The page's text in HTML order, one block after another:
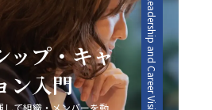
市場ニーズが生まれるチャンスも
的には、従来のレッドオーシャンの
ロジーを駆使したデジタル戦略との
を左右する重要な要素となることは
のため、今のうちから情報収集や市
かつ先見性のある戦略を構築するこ
の分担や業務効率の向上にもつな
回し癖の改善」が促進されます。 総
善は単なる業務の効率化に留まら
アアップ、そして精神的健康に直結
若手ビジネスマンは、日々の忙しさ
先延ばしという悪循環を断ち切り、
ップ・キャ
ン入門
Leadership and Career Vision